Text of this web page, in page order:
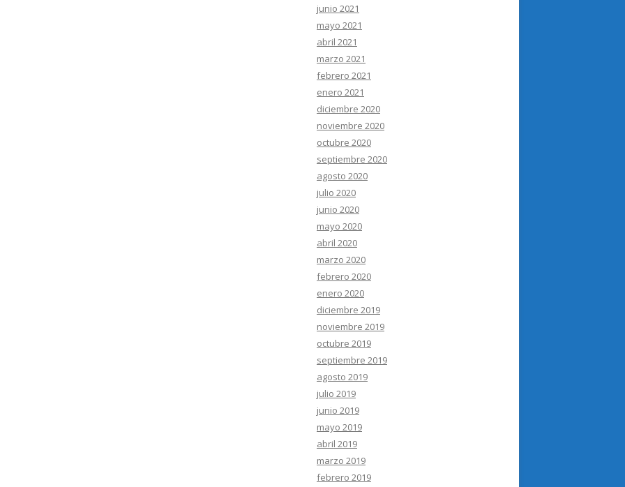
junio 2021
mayo 2021
abril 2021
marzo 2021
febrero 2021
enero 2021
diciembre 2020
noviembre 2020
octubre 2020
septiembre 2020
agosto 2020
julio 2020
junio 2020
mayo 2020
abril 2020
marzo 2020
febrero 2020
enero 2020
diciembre 2019
noviembre 2019
octubre 2019
septiembre 2019
agosto 2019
julio 2019
junio 2019
mayo 2019
abril 2019
marzo 2019
febrero 2019